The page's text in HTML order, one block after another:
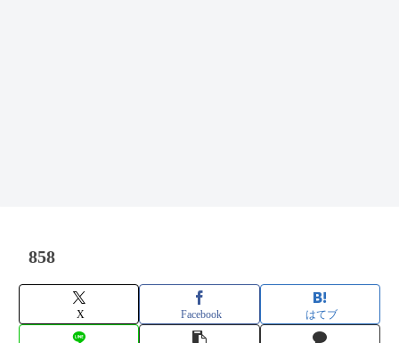
858
X Facebook はてブ